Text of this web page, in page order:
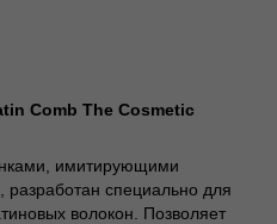
Comb The Cosmetic
имитирующими
разработан специально для
волокон. Позволяет